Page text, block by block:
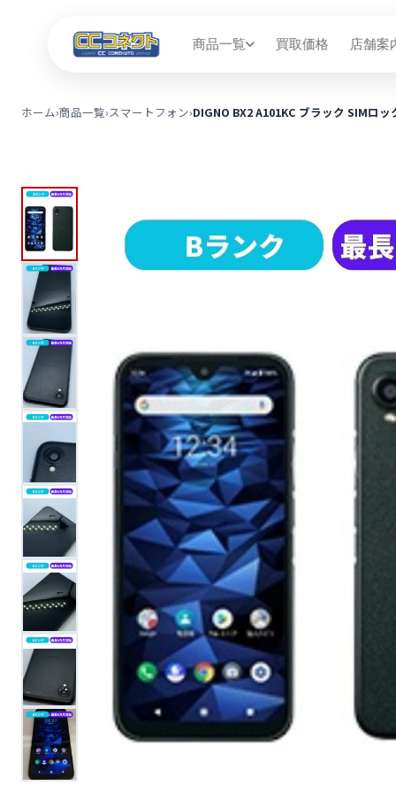
商品一覧 買取価格 店舗案
ホーム›商品一覧›スマートフォン›DIGNO BX2 A101KC ブラック SIMロ